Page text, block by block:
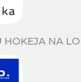
HOKEJA NA